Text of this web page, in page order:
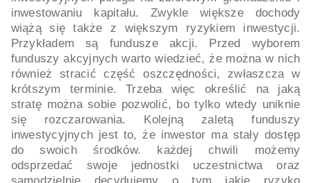
inwestowaniu kapitału. Zwykle większe dochody
wiążą się także z większym ryzykiem inwestycji.
Przykładem są fundusze akcji. Przed wyborem
funduszy akcyjnych warto wiedzieć, że można w nich
również stracić część oszczędności, zwłaszcza w
krótszym terminie. Trzeba więc określić na jaką
stratę można sobie pozwolić, bo tylko wtedy uniknie
się rozczarowania. Kolejną zaletą funduszy
inwestycyjnych jest to, że inwestor ma stały dostęp
do swoich środków. każdej chwili możemy
odsprzedać swoje jednostki uczestnictwa oraz